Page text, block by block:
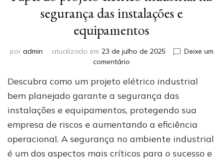
segurança das instalações e
equipamentos
por admin atualizado em 23 de julho de 2025
Deixe um
comentário
do
projeto
elétrico
industrial
na
segurança
das
instalações
Descubra como um projeto elétrico industrial
bem planejado garante a segurança das
instalações e equipamentos, protegendo sua
empresa de riscos e aumentando a eficiência
operacional. A segurança no ambiente industrial
é um dos aspectos mais críticos para o sucesso e